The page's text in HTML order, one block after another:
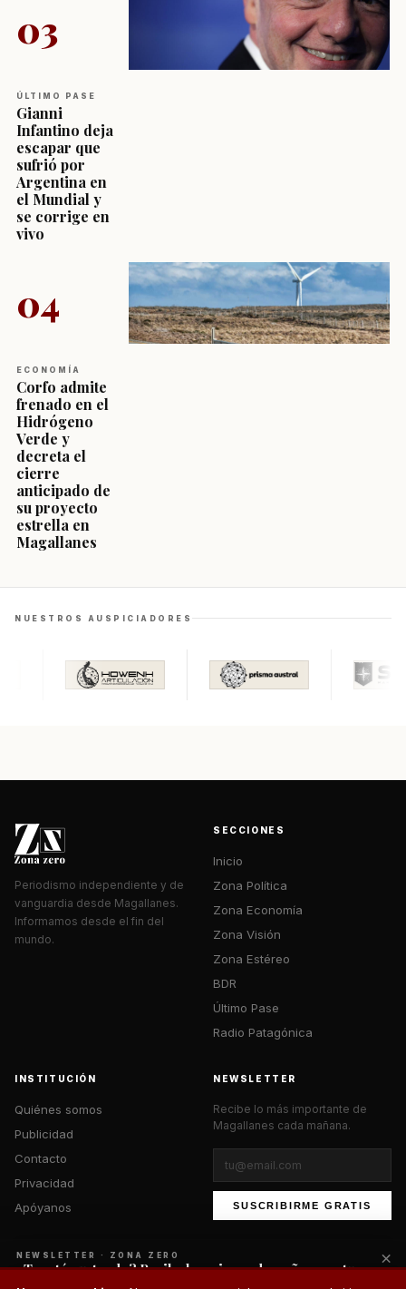
03
ÚLTIMO PASE
Gianni
Infantino deja
escapar que
sufrió por
Argentina en
el Mundial y
se corrige en
vivo
04
ECONOMÍA
Corfo admite
frenado en el
Hidrógeno
Verde y
decreta el
cierre
anticipado de
su proyecto
estrella en
Magallanes
NUESTROS AUSPICIADORES
Periodismo independiente y de
vanguardia desde Magallanes.
Informamos desde el fin del
mundo.
SECCIONES
Inicio
Zona Política
Zona Economía
Zona Visión
Zona Estéreo
BDR
Último Pase
Radio Patagónica
INSTITUCIÓN
Quiénes somos
Publicidad
Contacto
Privacidad
Apóyanos
NEWSLETTER
Recibe lo más importante de
Magallanes cada mañana.
SUSCRIBIRME GRATIS
© 2026 Zona Zero Media. Todos los derechos reservados.
NEWSLETTER · ZONA ZERO
¿Te está gustando? Recibe lo mejor cada mañana en tu
correo.
×